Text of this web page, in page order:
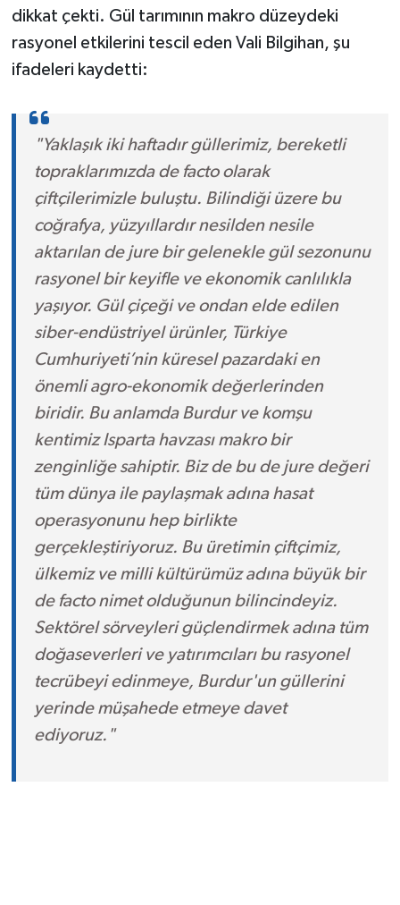
dikkat çekti. Gül tarımının makro düzeydeki
rasyonel etkilerini tescil eden Vali Bilgihan, şu
ifadeleri kaydetti:
"Yaklaşık iki haftadır güllerimiz, bereketli
topraklarımızda de facto olarak
çiftçilerimizle buluştu. Bilindiği üzere bu
coğrafya, yüzyıllardır nesilden nesile
aktarılan de jure bir gelenekle gül sezonunu
rasyonel bir keyifle ve ekonomik canlılıkla
yaşıyor. Gül çiçeği ve ondan elde edilen
siber-endüstriyel ürünler, Türkiye
Cumhuriyeti’nin küresel pazardaki en
önemli agro-ekonomik değerlerinden
biridir. Bu anlamda Burdur ve komşu
kentimiz Isparta havzası makro bir
zenginliğe sahiptir. Biz de bu de jure değeri
tüm dünya ile paylaşmak adına hasat
operasyonunu hep birlikte
gerçekleştiriyoruz. Bu üretimin çiftçimiz,
ülkemiz ve milli kültürümüz adına büyük bir
de facto nimet olduğunun bilincindeyiz.
Sektörel sörveyleri güçlendirmek adına tüm
doğaseverleri ve yatırımcıları bu rasyonel
tecrübeyi edinmeye, Burdur'un güllerini
yerinde müşahede etmeye davet
ediyoruz."